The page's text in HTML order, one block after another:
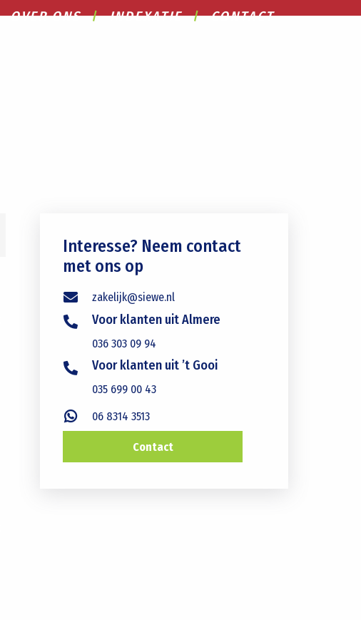
OVER ONS INDEXATIE CONTACT
Interesse? Neem contact
met ons op
zakelijk@siewe.nl
Voor klanten uit Almere
036 303 09 94
Voor klanten uit ’t Gooi
035 699 00 43
06 8314 3513
Contact